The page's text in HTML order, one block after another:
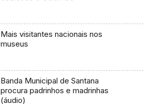
Mais visitantes nacionais nos
museus
Banda Municipal de Santana
procura padrinhos e madrinhas
(áudio)